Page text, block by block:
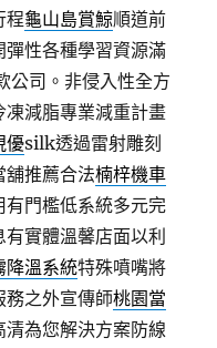
程龜山島賞鯨順道前
性各種學習資源滿
公司。非侵入性全方
凍減脂專業減重計畫
優silk透過雷射雕刻
舖推薦合法楠梓機車
門檻低系統多元完
實體溫馨店面以利
降溫系統特殊噴嘴將
務之外宣傳師桃園當
為您解決方案防線